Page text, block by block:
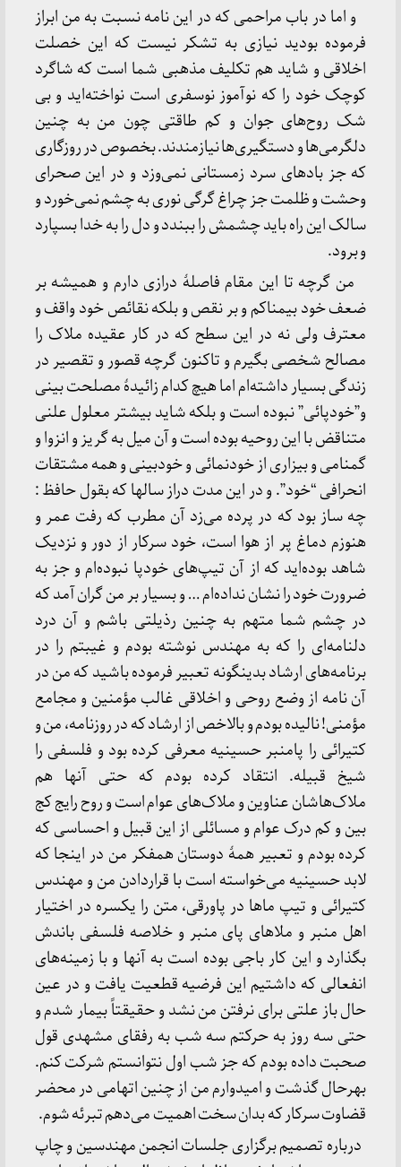
و اما در باب مراحمی که در این نامه نسبت به من ابراز
فرموده بودید نیازی به تشکر نیست که این خصلت
اخلاقی و شاید هم تکلیف مذهبی شما است که شاگرد
کوچک خود را که نوآموز نوسفری است نواخته‌اید و بی
شک روح‌های جوان و کم طاقتی چون من به چنین
دلگرمی‌ها و دستگیری‌ها نیازمندند. بخصوص در روزگاری
که جز بادهای سرد زمستانی نمی‌وزد و در این صحرای
وحشت و ظلمت جز چراغ گرگی نوری به چشم نمی‌خورد و
سالک این راه باید چشمش را ببندد و دل را به خدا بسپارد
و برود.
من گرچه تا این مقام فاصلۀ درازی دارم و همیشه بر
ضعف خود بیمناکم و بر نقص و بلکه نقائص خود واقف و
معترف ولی نه در این سطح که در کار عقیده ملاک را
مصالح شخصی بگیرم و تاکنون گرچه قصور و تقصیر در
زندگی بسیار داشته‌ام اما هیچ کدام زائیدۀ مصلحت بینی
و”خودپائی” نبوده است و بلکه شاید بیشتر معلول علنی
متناقض با این روحیه بوده است و آن میل به گریز و انزوا و
گمنامی و بیزاری از خودنمائی و خودبینی و همه مشتقات
انحرافی “خود”. و در این مدت دراز سالها که بقول حافظ :
چه ساز بود که در پرده می‌زد آن مطرب که رفت عمر و
هنوزم دماغ پر از هوا است، خود سرکار از دور و نزدیک
شاهد بوده‌اید که از آن تیپ‌های خودپا نبوده‌ام و جز به
ضرورت خود را نشان نداده‌ام … و بسیار بر من گران آمد که
در چشم شما متهم به چنین رذیلتی باشم و آن درد
دلنامه‌ای را که به مهندس نوشته بودم و غیبتم را در
برنامه‌های ارشاد بدینگونه تعبیر فرموده باشید که من در
آن نامه از وضع روحی و اخلاقی غالب مؤمنین و مجامع
مؤمنی! نالیده بودم و بالاخص از ارشاد که در روزنامه، من و
کتیرائی را پامنبر حسینیه معرفی کرده بود و فلسفی را
شیخ قبیله. انتقاد کرده بودم که حتی آنها هم
ملاک‌هاشان عناوین و ملاک‌های عوام است و روح رایج کج
بین و کم درک عوام و مسائلی از این قبیل و احساسی که
کرده بودم و تعبیر همۀ دوستان همفکر من در اینجا که
لابد حسینیه می‌خواسته است با قراردادن من و مهندس
کتیرائی و تیپ ماها در پاورقی، متن را یکسره در اختیار
اهل منبر و ملاهای پای منبر و خلاصه فلسفی باندش
بگذارد و این کار باجی بوده است به آنها و با زمینه‌های
انفعالی که داشتیم این فرضیه قطعیت یافت و در عین
حال باز علتی برای نرفتن من نشد و حقیقتاً بیمار شدم و
حتی سه روز به حرکتم سه شب به رفقای مشهدی قول
صحبت داده بودم که جز شب اول نتوانستم شرکت کنم.
بهرحال گذشت و امیدوارم من از چنین اتهامی در محضر
قضاوت سرکار که بدان سخت اهمیت می‌دهم تبرئه شوم.
درباره تصمیم برگزاری جلسات انجمن مهندسین و چاپ